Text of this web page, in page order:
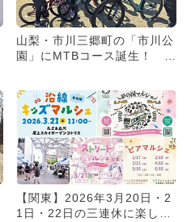
山梨・市川三郷町の「市川公
園」にMTBコース誕生！ リ
【関東】2026年3月20日・2
1日・22日の三連休に楽しめ